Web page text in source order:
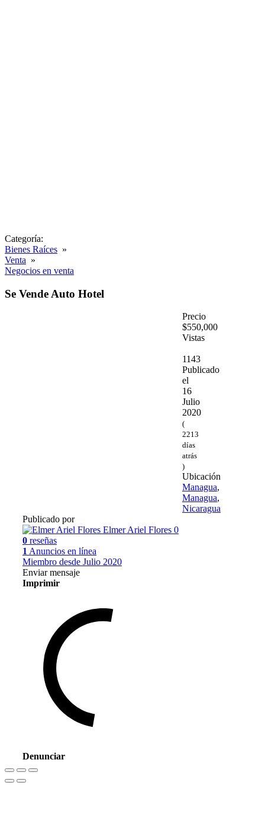
Categoría:
Bienes Raíces »
Venta »
Negocios en venta
Se Vende Auto Hotel
Precio
$550,000
Vistas
1143
Publicado
el
16
Julio
2020
(
2213
días
atrás
)
Ubicación
Managua,
Managua,
Nicaragua
Publicado por
Elmer Ariel Flores 0
0 reseñas
1 Anuncios en línea
Miembro desde Julio 2020
Enviar mensaje
Imprimir
Denunciar